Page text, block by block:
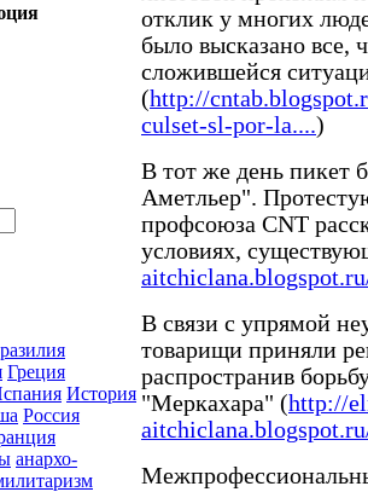
Греция
История
Россия
анархо-
отклик у многих
было высказано все,
сложившейся
(http://
culset-sl-por-la....)
В тот же день пикет
Аметльер".
профсоюза CNT
условиях,
В связи с упрямой
товарищи приняли
распространив
"Меркахара" (http://